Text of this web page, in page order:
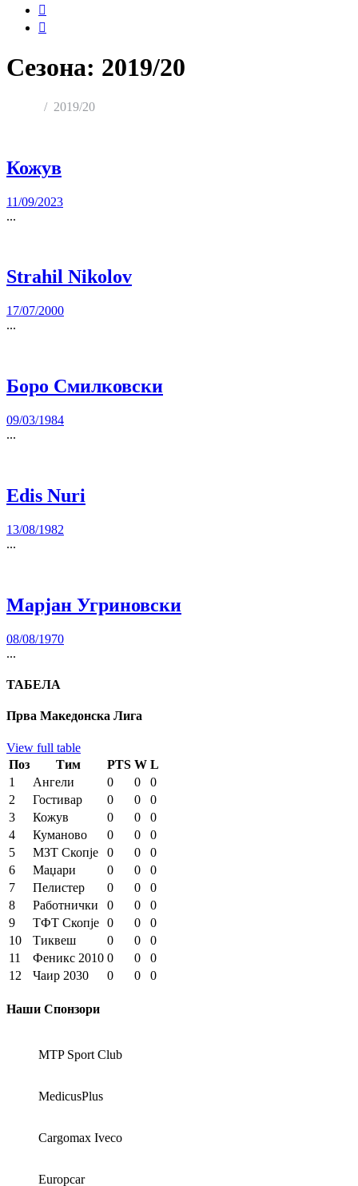
Сезона: 2019/20
2019/20
Кожув
11/09/2023
...
Strahil Nikolov
17/07/2000
...
Боро Смилковски
09/03/1984
...
Edis Nuri
13/08/1982
...
Марјан Угриновски
08/08/1970
...
ТАБЕЛА
Прва Македонска Лига
View full table
Поз
Тим PTS W L
1
Ангели 0 0
0
2
Гостивар 0 0
0
3
Кожув 0 0
0
4
Куманово 0 0
0
5
МЗТ Скопје 0 0
0
6
Маџари 0 0
0
7
Пелистер 0 0
0
8
Работнички 0 0
0
9
ТФТ Скопје 0 0
0
10
Тиквеш 0 0
0
11
Феникс 2010 0 0
0
12
Чаир 2030 0 0 0
Наши Спонзори
MTP Sport Club
MedicusPlus
Cargomax Iveco
Europcar